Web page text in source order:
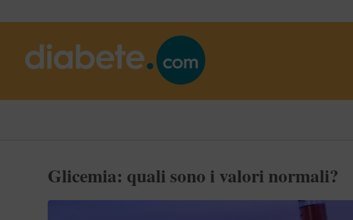
Glicemia: quali sono i valori normali?